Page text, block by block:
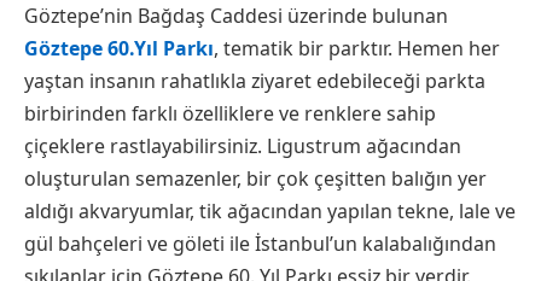
Göztepe’nin Bağdaş Caddesi üzerinde bulunan
Göztepe 60.Yıl Parkı, tematik bir parktır. Hemen her
yaştan insanın rahatlıkla ziyaret edebileceği parkta
birbirinden farklı özelliklere ve renklere sahip
çiçeklere rastlayabilirsiniz. Ligustrum ağacından
oluşturulan semazenler, bir çok çeşitten balığın yer
aldığı akvaryumlar, tik ağacından yapılan tekne, lale ve
gül bahçeleri ve göleti ile İstanbul’un kalabalığından